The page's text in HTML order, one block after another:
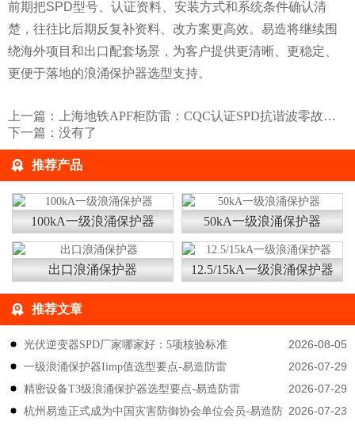
前期把SPD型号、认证资料、安装方式和系统条件确认清
楚，往往比后期反复补资料、改方案更高效。易造将继续围
绕海外项目和出口配套场景，为客户提供更清晰、更稳定、
更便于落地的浪涌保护器选型支持。
上一篇：
上海地铁APF柜防雷：CQC认证SPD抗谐波零故障-易造防雷
下一篇：没有了
推荐产品
100kA一级浪涌保护器 50kA一级浪涌保护器
出口浪涌保护器 12.5/15kA一级浪涌保护器
推荐文章
2026-08-05
光伏逆变器SPD厂家哪家好：5项核验标准
2026-07-29
一级浪涌保护器Iimp值选型要点-易造防雷
2026-07-29
精密设备T3级浪涌保护器选型要点-易造防雷
2026-07-23
杭州易造正式成为中国灾害防御协会单位会员-易造防